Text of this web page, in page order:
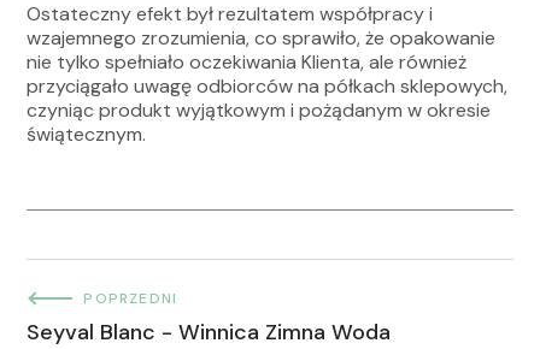
Ostateczny efekt był rezultatem współpracy i
wzajemnego zrozumienia, co sprawiło, że opakowanie
nie tylko spełniało oczekiwania Klienta, ale również
przyciągało uwagę odbiorców na półkach sklepowych,
czyniąc produkt wyjątkowym i pożądanym w okresie
świątecznym.
POPRZEDNI
Seyval Blanc - Winnica Zimna Woda